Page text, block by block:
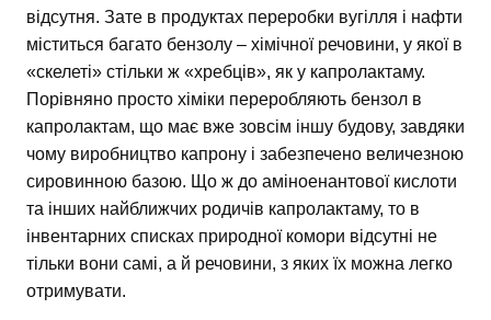
відсутня. Зате в продуктах переробки вугілля і нафти
міститься багато бензолу – хімічної речовини, у якої в
«скелеті» стільки ж «хребців», як у капролактаму.
Порівняно просто хіміки переробляють бензол в
капролактам, що має вже зовсім іншу будову, завдяки
чому виробництво капрону і забезпечено величезною
сировинною базою. Що ж до аміноенантової кислоти
та інших найближчих родичів капролактаму, то в
інвентарних списках природної комори відсутні не
тільки вони самі, а й речовини, з яких їх можна легко
отримувати.